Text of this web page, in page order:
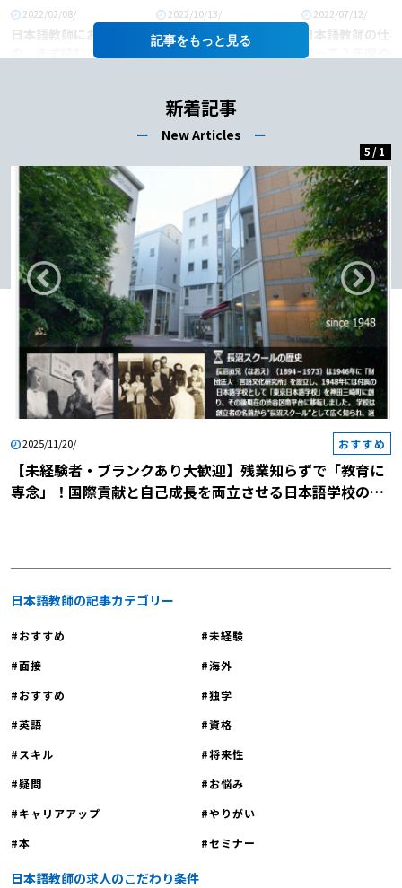
2022/02/08/
日本語教師におすすめ
の、まず読むべき本6
2022/10/13/
「日本語教師」という
職業に将来性はある
2022/07/12/
日本語教師の仕
料って？年収や
記事を
新着記事
ー New Articles ー
2025/11/20/ おすすめ
【未経験者・ブランクあり大歓迎】残業知らずで「教育に
専念」！国際貢献と自己成長を両立させる日本語学校の説
5 /1
日本語教師の記事カテゴリー
おすすめ
未経験
面接
海外
おすすめ
独学
英語
資格
スキル
将来性
疑問
お悩み
キャリアアップ
やりがい
本
セミナー
日本語教師の求人のこだわり条件